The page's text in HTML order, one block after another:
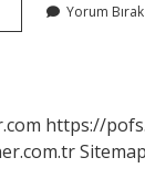
Mersinde Yorum Bırak
https://
Sitemap